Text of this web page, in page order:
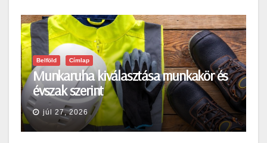
Belföld Címlap
Munkaruha kiválasztása munkakör és
évszak szerint
júl 27, 2026